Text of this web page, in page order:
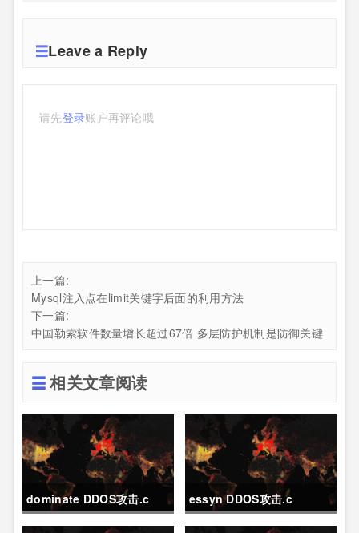
Leave a Reply
请先登录账户再评论哦
上一篇:
Mysql注入点在limit关键字后面的利用方法
下一篇:
中国勒索软件数量增长超过67倍 多层防护机制是防御关键
相关文章阅读
dominate DDOS攻击.c essyn DDOS攻击.c